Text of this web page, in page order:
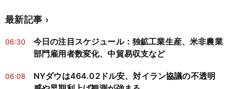
最新記事
06:30
今日の注目スケジュール：独鉱工業生産、米非農業
部門雇用者数変化、中貿易収支など
06:08
NYダウは464.02ドル安、対イラン協議の不透明